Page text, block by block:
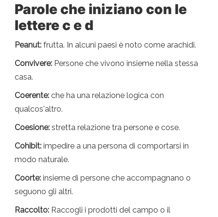
Parole che iniziano con le
lettere c e d
Peanut: frutta. In alcuni paesi è noto come arachidi.
Convivere: Persone che vivono insieme nella stessa
casa.
Coerente: che ha una relazione logica con
qualcos'altro.
Coesione: stretta relazione tra persone e cose.
Cohibit: impedire a una persona di comportarsi in
modo naturale.
Coorte: insieme di persone che accompagnano o
seguono gli altri.
Raccolto: Raccogli i prodotti del campo o il